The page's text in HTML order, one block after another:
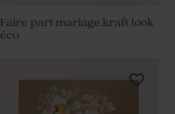
Faire part mariage kraft look
éco